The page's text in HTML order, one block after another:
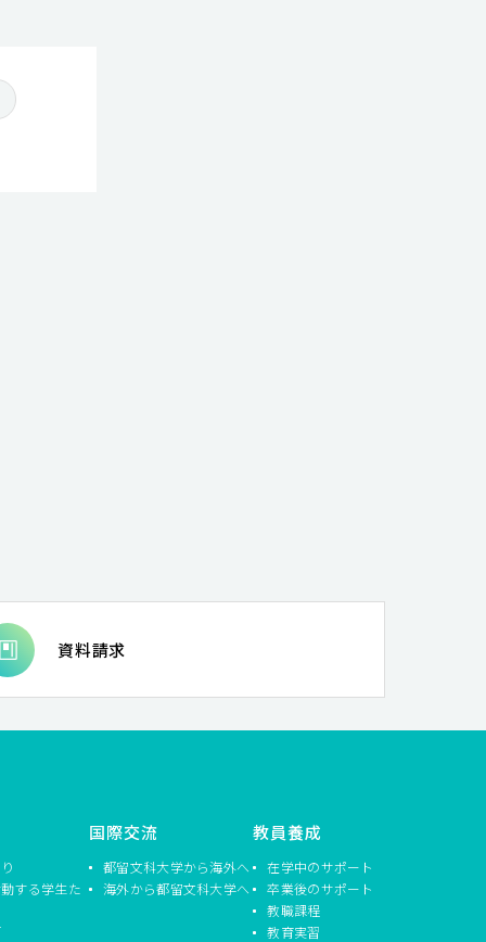
資料請求
する学生た
国際交流
都留文科大学から海外へ
海外から都留文科大学へ
教員養成
在学中のサポート
卒業後のサポート
教職課程
教育実習